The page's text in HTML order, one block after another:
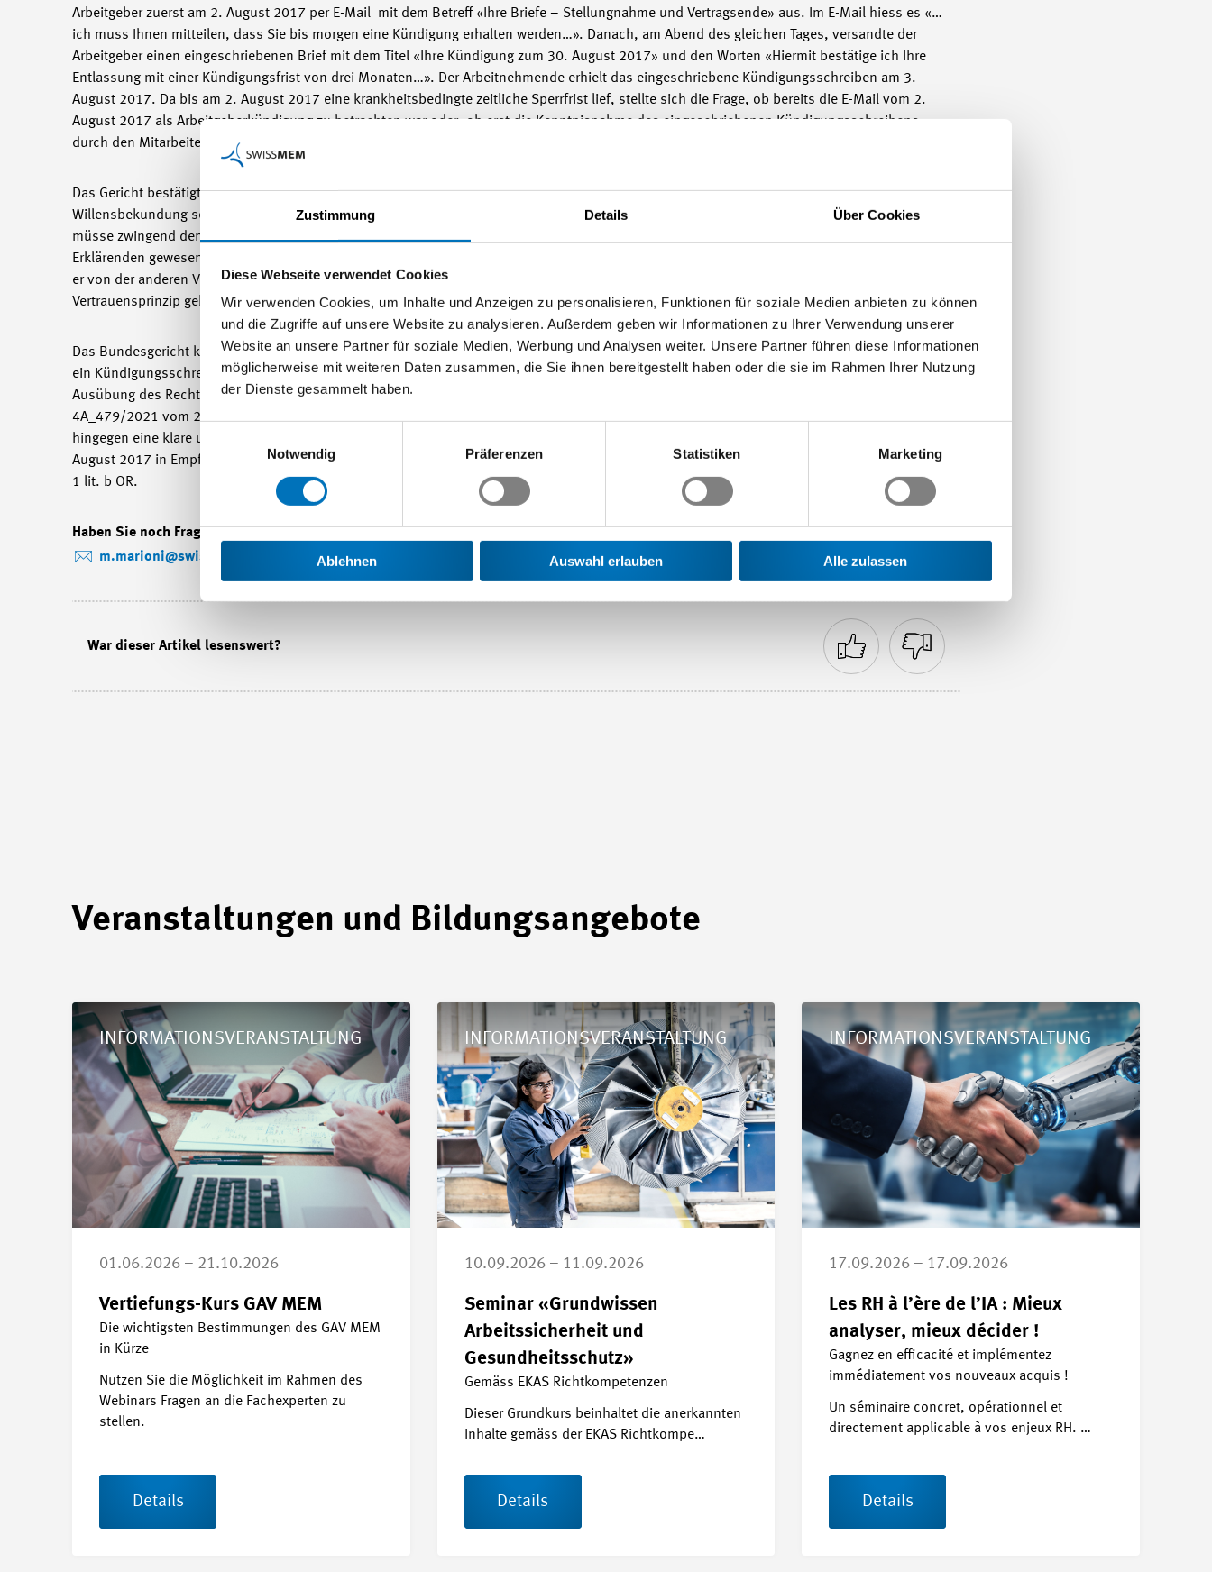
Zustimmung Details Über Cookies
Diese Webseite verwendet Cookies
Wir verwenden Cookies, um Inhalte und Anzeigen zu personalisieren, Funktionen für soziale Medien anbieten zu können
und die Zugriffe auf unsere Website zu analysieren. Außerdem geben wir Informationen zu Ihrer Verwendung unserer
Website an unsere Partner für soziale Medien, Werbung und Analysen weiter. Unsere Partner führen diese Informationen
möglicherweise mit weiteren Daten zusammen, die Sie ihnen bereitgestellt haben oder die sie im Rahmen Ihrer Nutzung
der Dienste gesammelt haben.
Notwendig
Präferenzen Statistiken Marketing
Ablehnen Auswahl erlauben Alle zulassen
Arbeitgeber zuerst am 2. August 2017 per E-Mail mit dem Betreff «Ihre Briefe – Stellungnahme und Vertragsende» aus. Im E-Mail hiess es «…
ich muss Ihnen mitteilen, dass Sie bis morgen eine Kündigung erhalten werden…». Danach, am Abend des gleichen Tages, versandte der
Arbeitgeber einen eingeschriebenen Brief mit dem Titel «Ihre Kündigung zum 30. August 2017» und den Worten «Hiermit bestätige ich Ihre
Entlassung mit einer Kündigungsfrist von drei Monaten…». Der Arbeitnehmende erhielt das eingeschriebene Kündigungsschreiben am 3.
August 2017. Da bis am 2. August 2017 eine krankheitsbedingte zeitliche Sperrfrist lief, stellte sich die Frage, ob bereits die E-Mail vom 2.
August 2017 als Arbeitgeberkündigung zu betrachten war oder, ob erst die Kenntnisnahme des eingeschriebenen Kündigungsschreibens
durch den Mitarbeitenden am 3. August 2017 als eigentliche Kündigung betrachtet werden musste.
Das Gericht bestätigte die bereits in BGE 135 III 441 E. 3 dargelegte Rechtsprechung und führte zur Kündigung aus, dass diese eine einseitige
Willensbekundung sei, mit der eine Vertragspartei erkläre, das Arbeitsverhältnis von sich aus beenden zu wollen. Die Kündigungserklärung
müsse zwingend den Kündigungswillen klar und frei von Unklarheiten zum Ausdruck bringen. Dabei sei zunächst zu prüfen, was der Wille des
Erklärenden gewesen sei und ob dieser vom Empfänger richtig verstanden wurde. Kann ein solcher Wille nicht festgestellt werden oder wurde
er von der anderen Vertragspartei nicht als solcher verstanden, so sei zu ermitteln, welcher Sinn der Vertragspartner ihm nach dem
Vertrauensprinzip geben konnte (BGer 4A_479/2021 vom 29. April 2022 E. 4.1).
Das Bundesgericht kam zum Schluss, dass im konkreten Fall die E-Mail vom 2. August 2017 («Ich muss Ihnen mitteilen, dass Sie bis morgen
ein Kündigungsschreiben erhalten werden») nicht objektiv als Kündigung interpretiert werden könne, da es sich nicht um eine (vorzeitige)
Ausübung des Rechts auf Beendigung des Arbeitsverhältnisses handelte, sondern bloss um die Mitteilung einer Absicht zur Kündigung (BGer
4A_479/2021 vom 29. April 2022 E. 4.4). Die am Abend des 2. April 2017 per Einschreiben zugesendete schriftliche Kündigung enthielt
hingegen eine klare und deutliche Kündigungserklärung. Darüber hinaus war Letztere gültig, da der Arbeitnehmende die Kündigung am 3.
August 2017 in Empfang genommen hatte, also einen Tag nach Ablauf der krankheitsbedingten zeitlichen Sperrrist im Sinne von Art. 336c Abs.
1 lit. b OR.
Haben Sie noch Fragen? Swissmem-Mitgliedern gibt Herr Marcel Marioni, Ressortleiter Bereich Arbeitgeberpolitik (044 384 42 09 oder
m.marioni@swissmem.ch ) gerne Auskunft.
War dieser Artikel lesenswert?
Veranstaltungen und Bildungsangebote
INFORMATIONSVERANSTALTUNG
01.06.2026 – 21.10.2026
Vertiefungs-Kurs GAV MEM
Die wichtigsten Bestimmungen des GAV MEM
in Kürze
Nutzen Sie die Möglichkeit im Rahmen des
Webinars Fragen an die Fachexperten zu
stellen.
Details
Details Vertiefungs-Kurs GAV MEM
INFORMATIONSVERANSTALTUNG
10.09.2026 – 11.09.2026
Seminar «Grundwissen
Arbeitssicherheit und
Gesundheitsschutz»
Gemäss EKAS Richtkompetenzen
Dieser Grundkurs beinhaltet die anerkannten
Inhalte gemäss der EKAS Richtkompe…
Details
Details Seminar «Grundwissen Arbeitssicherheit und Gesundheitsschutz»
INFORMATIONSVERANSTALTUNG
17.09.2026 – 17.09.2026
Les RH à l’ère de l’IA : Mieux
analyser, mieux décider !
Gagnez en efficacité et implémentez
immédiatement vos nouveaux acquis !
Un séminaire concret, opérationnel et
directement applicable à vos enjeux RH. …
Details
Details Les RH à l’ère de l’IA : Mieux analyser, mieux décider !